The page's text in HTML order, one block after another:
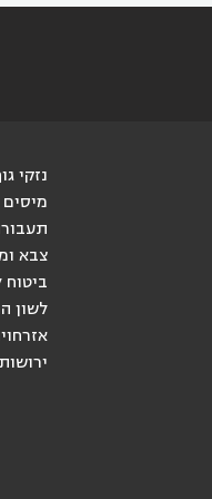
נזקי
מיסים
צבא
ביטוח
לשון